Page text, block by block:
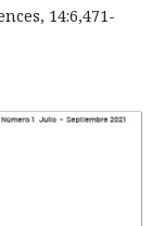
14:6,471-